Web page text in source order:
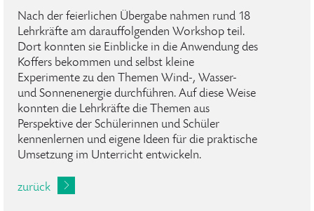
Nach der feierlichen Übergabe nahmen rund 18
Lehrkräfte am darauffolgenden Workshop teil.
Dort konnten sie Einblicke in die Anwendung des
Koffers bekommen und selbst kleine
Experimente zu den Themen Wind-, Wasser-
und Sonnenenergie durchführen. Auf diese Weise
konnten die Lehrkräfte die Themen aus
Perspektive der Schülerinnen und Schüler
kennenlernen und eigene Ideen für die praktische
Umsetzung im Unterricht entwickeln.
zurück